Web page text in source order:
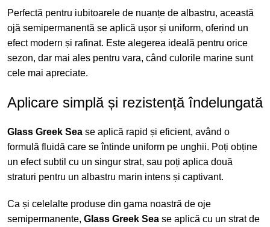
Perfectă pentru iubitoarele de nuanțe de albastru, această
ojă semipermanentă se aplică ușor și uniform, oferind un
efect modern și rafinat. Este alegerea ideală pentru orice
sezon, dar mai ales pentru vara, când culorile marine sunt
cele mai apreciate.
Aplicare simplă și rezistență îndelungată
Glass Greek Sea se aplică rapid și eficient, având o
formulă fluidă care se întinde uniform pe unghii. Poți obține
un efect subtil cu un singur strat, sau poți aplica două
straturi pentru un albastru marin intens și captivant.
Ca și celelalte produse din gama noastră de oje
semipermanente, Glass Greek Sea se aplică cu un strat de